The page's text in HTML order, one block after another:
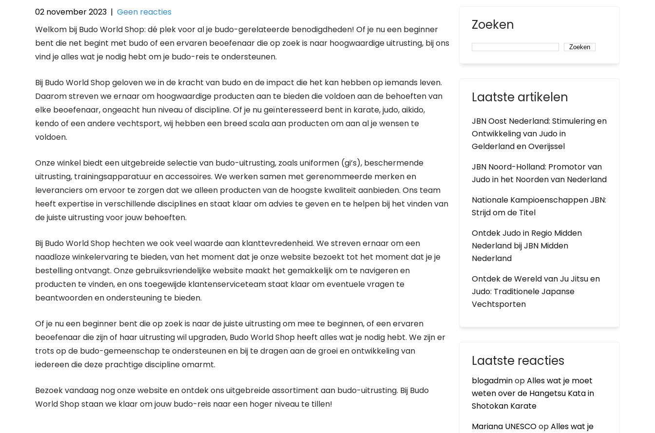
02 november 2023 | Geen reacties
Welkom bij Budo World Shop: dé plek voor al je budo-gerelateerde benodigdheden! Of je nu een beginner
bent die net begint met budo of een ervaren beoefenaar die op zoek is naar hoogwaardige uitrusting, bij ons
vind je alles wat je nodig hebt om je budo-reis te ondersteunen.
Bij Budo World Shop geloven we in de kracht van budo en de impact die het kan hebben op iemands leven.
Daarom streven we ernaar om hoogwaardige producten aan te bieden die voldoen aan de behoeften van
elke beoefenaar, ongeacht hun niveau of discipline. Of je nu geïnteresseerd bent in karate, judo, aikido,
kendo of een andere vechtsport, wij hebben een breed scala aan producten om aan al je wensen te
voldoen.
Onze winkel biedt een uitgebreide selectie van budo-uitrusting, zoals uniformen (gi’s), beschermende
uitrusting, trainingsapparatuur en accessoires. We werken samen met gerenommeerde merken en
leveranciers om ervoor te zorgen dat we alleen producten van de hoogste kwaliteit aanbieden. Ons team
heeft expertise in verschillende disciplines en staat klaar om advies te geven en te helpen bij het vinden van
de juiste uitrusting voor jouw behoeften.
Bij Budo World Shop hechten we ook veel waarde aan klanttevredenheid. We streven ernaar om een
naadloze winkelervaring te bieden, van het moment dat je onze website bezoekt tot het moment dat je je
bestelling ontvangt. Onze gebruiksvriendelijke website maakt het gemakkelijk om te navigeren en
producten te vinden, en ons toegewijde klantenserviceteam staat klaar om eventuele vragen te
beantwoorden en ondersteuning te bieden.
Of je nu een beginner bent die op zoek is naar de juiste uitrusting om mee te beginnen, of een ervaren
beoefenaar die zijn of haar uitrusting wil upgraden, Budo World Shop heeft alles wat je nodig hebt. We zijn er
trots op de budo-gemeenschap te ondersteunen en bij te dragen aan de groei en ontwikkeling van
iedereen die deze prachtige discipline omarmt.
Bezoek vandaag nog onze website en ontdek ons uitgebreide assortiment aan budo-uitrusting. Bij Budo
World Shop staan we klaar om jouw budo-reis naar een hoger niveau te tillen!
Zoeken
Zoeken
Laatste artikelen
JBN Oost Nederland: Stimulering en
Ontwikkeling van Judo in
Gelderland en Overijssel
JBN Noord-Holland: Promotor van
Judo in het Noorden van Nederland
Nationale Kampioenschappen JBN:
Strijd om de Titel
Ontdek Judo in Regio Midden
Nederland bij JBN Midden
Nederland
Ontdek de Wereld van Ju Jitsu en
Judo: Traditionele Japanse
Vechtsporten
Laatste reacties
blogadminopAlles wat je moet
weten over de Hangetsu Kata in
Shotokan Karate
Mariana UNESCOopAlles wat je